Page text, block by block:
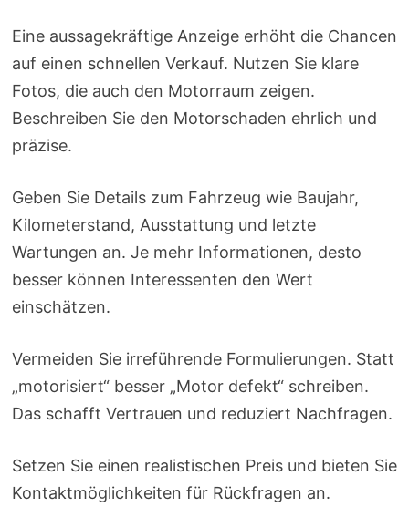
Eine aussagekräftige Anzeige erhöht die Chancen
auf einen schnellen Verkauf. Nutzen Sie klare
Fotos, die auch den Motorraum zeigen.
Beschreiben Sie den Motorschaden ehrlich und
präzise.
Geben Sie Details zum Fahrzeug wie Baujahr,
Kilometerstand, Ausstattung und letzte
Wartungen an. Je mehr Informationen, desto
besser können Interessenten den Wert
einschätzen.
Vermeiden Sie irreführende Formulierungen. Statt
„motorisiert“ besser „Motor defekt“ schreiben.
Das schafft Vertrauen und reduziert Nachfragen.
Setzen Sie einen realistischen Preis und bieten Sie
Kontaktmöglichkeiten für Rückfragen an.